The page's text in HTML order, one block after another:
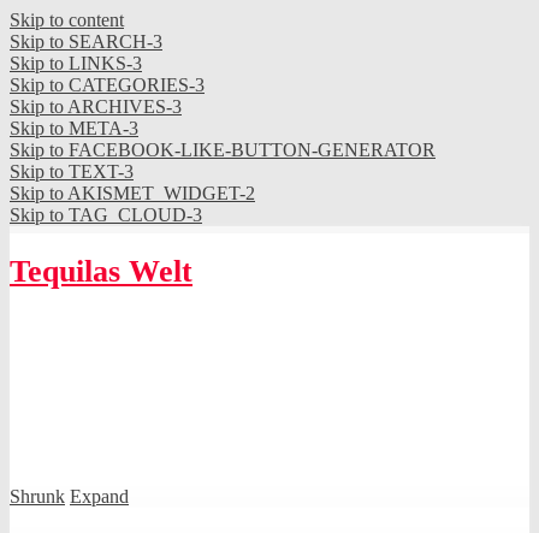
Skip to content
Skip to SEARCH-3
Skip to LINKS-3
Skip to CATEGORIES-3
Skip to ARCHIVES-3
Skip to META-3
Skip to FACEBOOK-LIKE-BUTTON-GENERATOR
Skip to TEXT-3
Skip to AKISMET_WIDGET-2
Skip to TAG_CLOUD-3
Tequilas Welt
Shrunk Expand